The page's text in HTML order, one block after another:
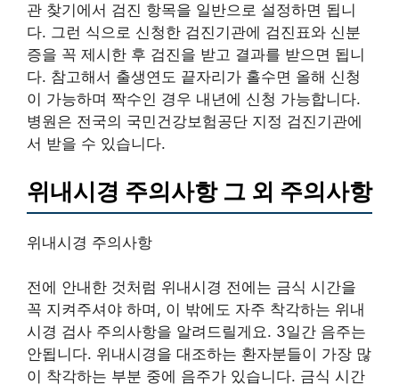
관 찾기에서 검진 항목을 일반으로 설정하면 됩니
다. 그런 식으로 신청한 검진기관에 검진표와 신분
증을 꼭 제시한 후 검진을 받고 결과를 받으면 됩니
다. 참고해서 출생연도 끝자리가 홀수면 올해 신청
이 가능하며 짝수인 경우 내년에 신청 가능합니다.
병원은 전국의 국민건강보험공단 지정 검진기관에
서 받을 수 있습니다.
위내시경 주의사항 그 외 주의사항
위내시경 주의사항
전에 안내한 것처럼 위내시경 전에는 금식 시간을
꼭 지켜주셔야 하며, 이 밖에도 자주 착각하는 위내
시경 검사 주의사항을 알려드릴게요. 3일간 음주는
안됩니다. 위내시경을 대조하는 환자분들이 가장 많
이 착각하는 부분 중에 음주가 있습니다. 금식 시간